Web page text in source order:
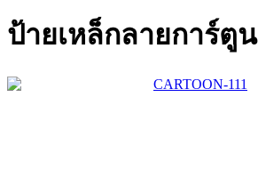
ป้ายเหล็กลายการ์ตูน